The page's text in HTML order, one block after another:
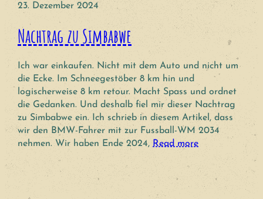
23. Dezember 2024
Nachtrag zu Simbabwe
Ich war einkaufen. Nicht mit dem Auto und nicht um
die Ecke. Im Schneegestöber 8 km hin und
logischerweise 8 km retour. Macht Spass und ordnet
die Gedanken. Und deshalb fiel mir dieser Nachtrag
zu Simbabwe ein. Ich schrieb in diesem Artikel, dass
wir den BMW-Fahrer mit zur Fussball-WM 2034
nehmen. Wir haben Ende 2024, Read more